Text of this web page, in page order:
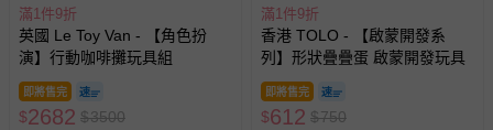
滿1件9折
英國 Le Toy Van - 【角色扮
演】行動咖啡攤玩具組
即將售完
$2682 $3500
滿1件9折
香港 TOLO - 【啟蒙開發系
列】形狀疊疊蛋 啟蒙開發玩具
即將售完
$612 $750